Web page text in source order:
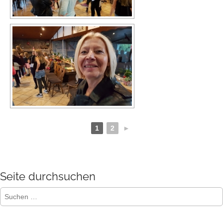
1 2 ►
Seite durchsuchen
Suchen
nach: